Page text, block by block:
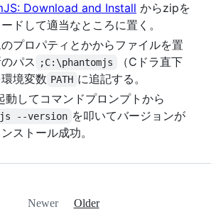
Download and Install からzipを
ドして適当なところに置く。
プロパティとかからファイルを置
パス
;C:\phantomjs
（Cドラ直下
境変数 PATH に追記する。
動してコマンドプロンプトから
--version を叩いてバージョンが
ストール成功。
Newer Older